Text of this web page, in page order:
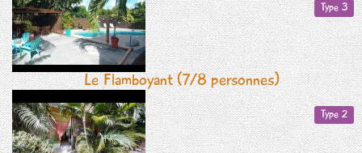
Type 3
Le Flamboyant (7/8 personnes)
Type 2